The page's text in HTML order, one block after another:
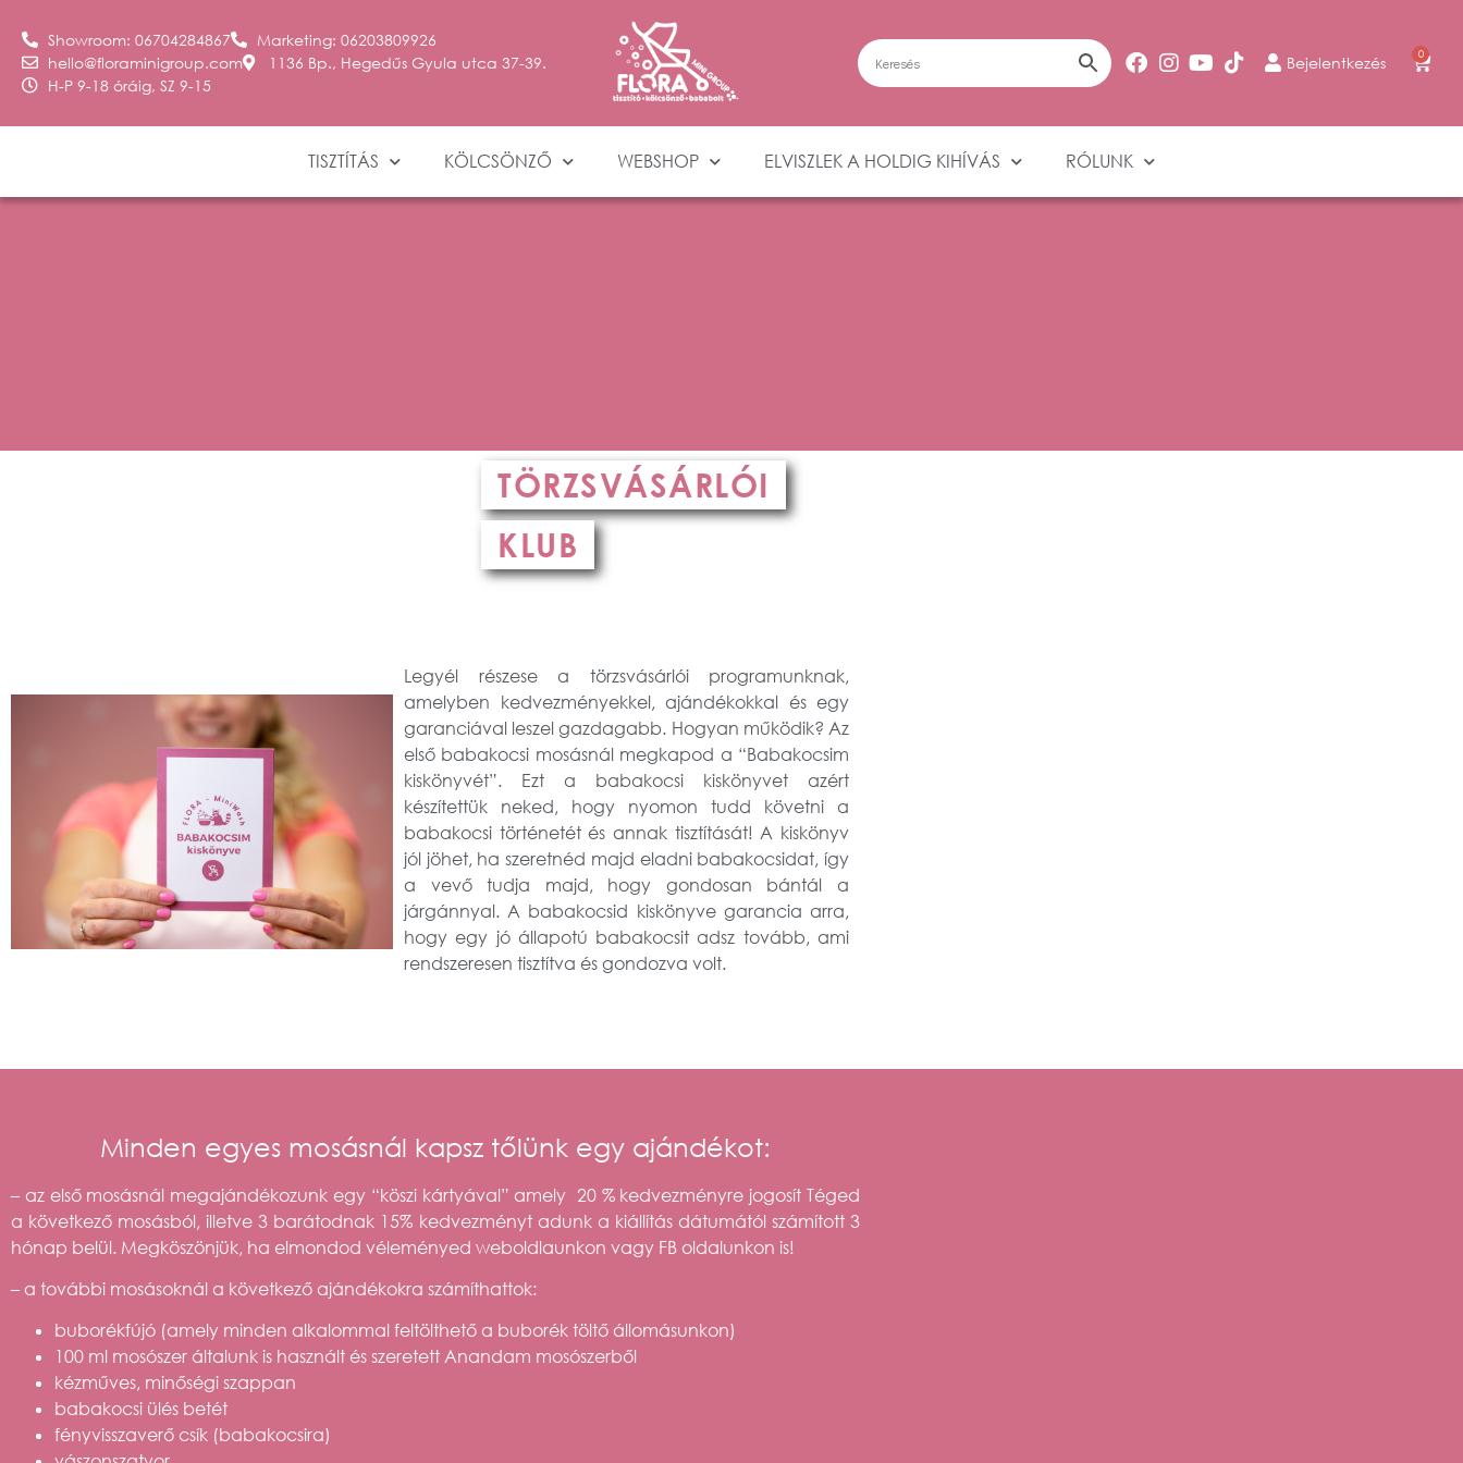
Showroom: 06704284867
Marketing: 06203809926
hello@floraminigroup.com
1136 Bp., Hegedűs Gyula utca 37-39.
H-P 9-18 óráig, SZ 9-15
Bejelentkezés 0
TISZTÍTÁS KÖLCSÖNZŐ WEBSHOP ELVISZLEK A HOLDIG KIHÍVÁS RÓLUNK
TÖRZSVÁSÁRLÓI
KLUB
Legyél részese a törzsvásárlói programunknak,
amelyben kedvezményekkel, ajándékokkal és egy
garanciával leszel gazdagabb. Hogyan működik? Az
első babakocsi mosásnál megkapod a “Babakocsim
kiskönyvét”. Ezt a babakocsi kiskönyvet azért
készítettük neked, hogy nyomon tudd követni a
babakocsi történetét és annak tisztítását! A kiskönyv
jól jöhet, ha szeretnéd majd eladni babakocsidat, így
a vevő tudja majd, hogy gondosan bántál a
járgánnyal. A babakocsid kiskönyve garancia arra,
hogy egy jó állapotú babakocsit adsz tovább, ami
rendszeresen tisztítva és gondozva volt.
Minden egyes mosásnál kapsz tőlünk egy ajándékot:
– az első mosásnál megajándékozunk egy “köszi kártyával” amely 20 % kedvezményre jogosít Téged
a következő mosásból, illetve 3 barátodnak 15% kedvezményt adunk a kiállítás dátumától számított 3
hónap belül. Megköszönjük, ha elmondod véleményed weboldlaunkon vagy FB oldalunkon is!
– a további mosásoknál a következő ajándékokra számíthattok:
buborékfújó (amely minden alkalommal feltölthető a buborék töltő állomásunkon)
100 ml mosószer általunk is használt és szeretett Anandam mosószerből
kézműves, minőségi szappan
babakocsi ülés betét
fényvisszaverő csík (babakocsira)